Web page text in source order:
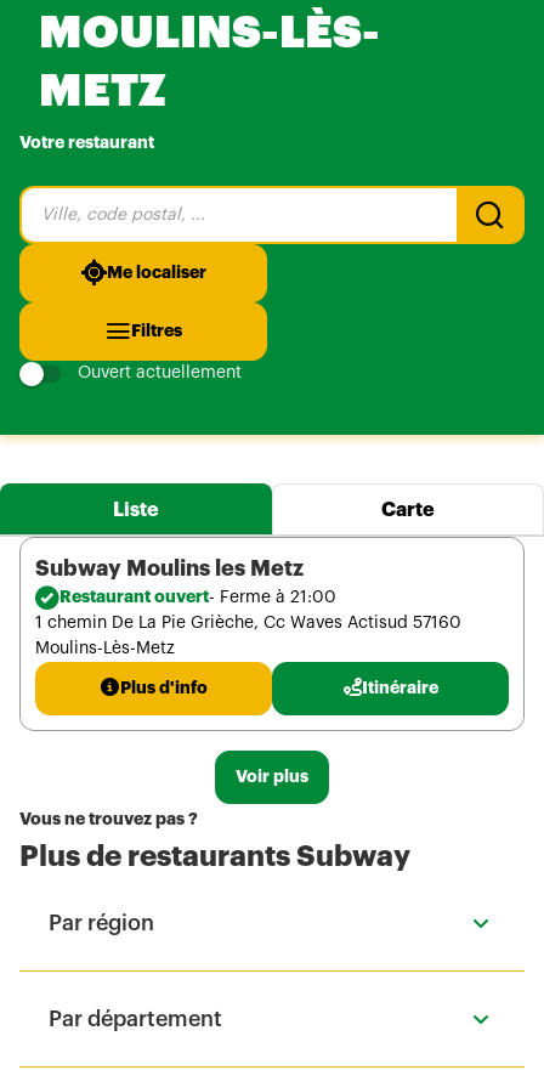
MOULINS-LÈS-
METZ
Votre restaurant
Veuillez
renseigner
une
adresse
Me localiser
Filtres
Ouvert actuellement
Liste Carte
Subway Moulins les Metz
Restaurant ouvert- Ferme à 21:00
1 chemin De La Pie Grièche, Cc Waves Actisud 57160
Moulins-Lès-Metz
Plus d'info Itinéraire
Voir plus
Vous ne trouvez pas ?
Plus de restaurants Subway
Par région
Par département